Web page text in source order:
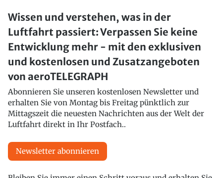
Wissen und verstehen, was in der
Luftfahrt passiert: Verpassen Sie keine
Entwicklung mehr - mit den exklusiven
und kostenlosen und Zusatzangeboten
von aeroTELEGRAPH
Abonnieren Sie unseren kostenlosen Newsletter und
erhalten Sie von Montag bis Freitag pünktlich zur
Mittagszeit die neuesten Nachrichten aus der Welt der
Luftfahrt direkt in Ihr Postfach..
Newsletter abonnieren